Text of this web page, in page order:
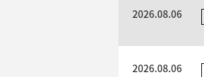
2026.08.06
2026.08.06